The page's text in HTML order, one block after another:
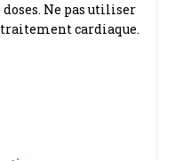
Ne pas utiliser
cardiaque.